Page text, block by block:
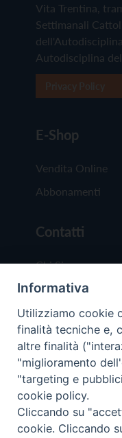
Vita Trentina,
Settimanali
Autodisciplina
E-Shop
Vendita Online
Abbonamenti
Contatti
Chi Siamo
Redazione
Scrivici
Copyright ©
Trentina
Informativa
Utilizziamo cookie
finalità tecniche e,
altre finalità
"miglioramento
"targeting e
cookie policy.
Cliccando su
cookie. Cliccando